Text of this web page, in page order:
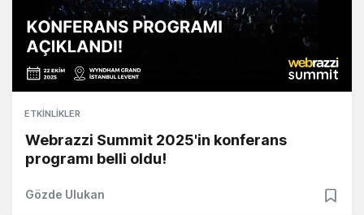
ETKINLIKLER
Webrazzi Summit 2025'in konferans
programı belli oldu!
Gözde Ulukan